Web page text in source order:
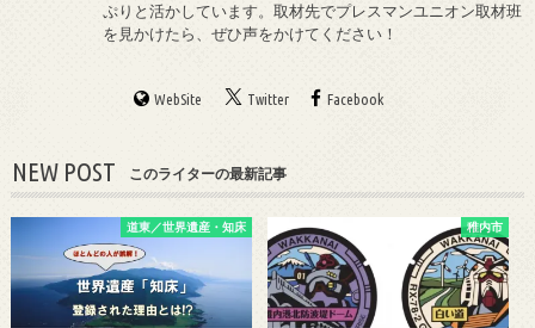
ぷりと活かしています。取材先でプレスマンユニオン取材班
を見かけたら、ぜひ声をかけてください！
WebSite Twitter Facebook
NEW POST このライターの最新記事
道東／世界遺産・知床 稚内市